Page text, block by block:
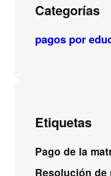
Categorías
pagos por
Etiquetas
Pago de la
Resolución de